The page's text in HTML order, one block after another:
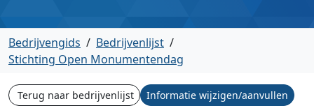
Bedrijvengids / Bedrijvenlijst /
Stichting Open Monumentendag
Terug naar bedrijvenlijst Informatie wijzigen/aanvullen